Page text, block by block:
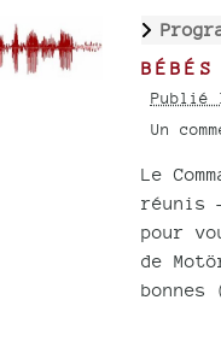
Publié
Un
Le
réunis
pour
de